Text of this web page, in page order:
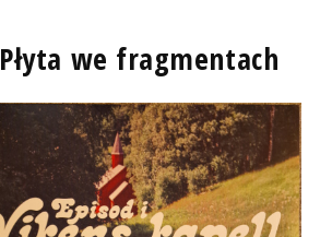
Płyta we fragmentach